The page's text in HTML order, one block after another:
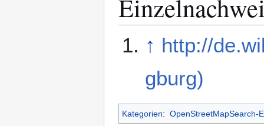
↑ http://
gburg)
Kategorien: OpenStreetMapSearch-